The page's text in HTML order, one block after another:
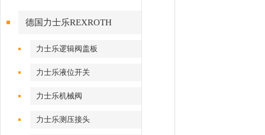
德国力士乐REXROTH
力士乐逻辑阀盖板
力士乐液位开关
力士乐机械阀
力士乐测压接头